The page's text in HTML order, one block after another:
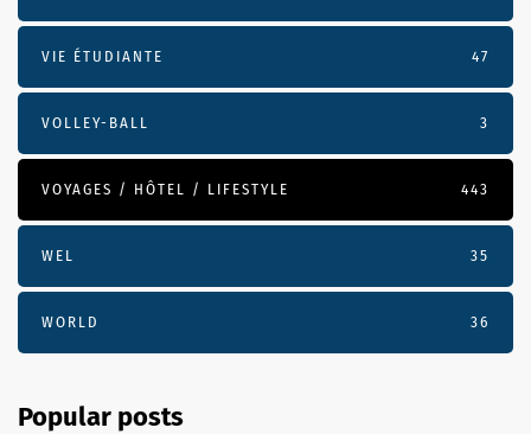
VIE ÉTUDIANTE 47
VOLLEY-BALL 3
VOYAGES / HÔTEL / LIFESTYLE 443
WEL 35
WORLD 36
Popular posts